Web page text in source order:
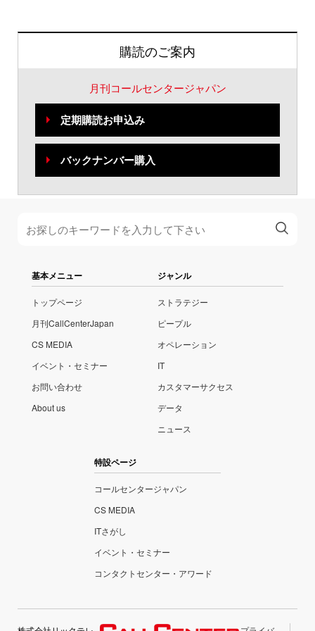
購読のご案内
月刊コールセンタージャパン
定期購読お申込み
バックナンバー購入
基本メニュー
トップページ
月刊CallCenterJapan
CS MEDIA
イベント・セミナー
お問い合わせ
About us
ジャンル
ストラテジー
ピープル
オペレーション
IT
カスタマーサクセス
データ
ニュース
特設ページ
コールセンタージャパン
CS MEDIA
ITさがし
イベント・セミナー
コンタクトセンター・アワード